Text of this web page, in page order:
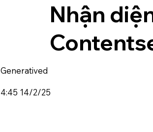
Nhận
Generatived
4:45 14/2/25